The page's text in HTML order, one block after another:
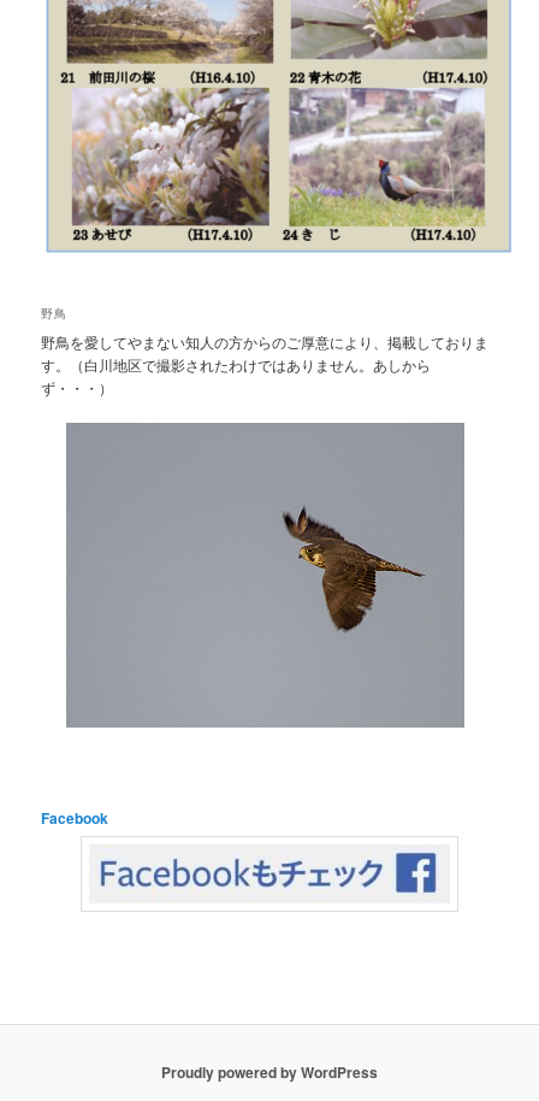
野鳥
野鳥を愛してやまない知人の方からのご厚意により、掲載しておりま
す。（白川地区で撮影されたわけではありません。あしから
ず・・・）
Facebook
Proudly powered by WordPress